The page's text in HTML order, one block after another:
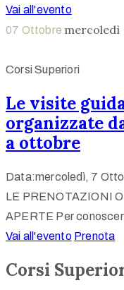
Vai all'evento
07 Ottobre mercoledì
Corsi Superiori
Le visite
organizzate
a ottobre
Data:mercoledì, 7
LE PRENOTAZIONI
APERTE Per
Vai all'evento Prenota
Corsi